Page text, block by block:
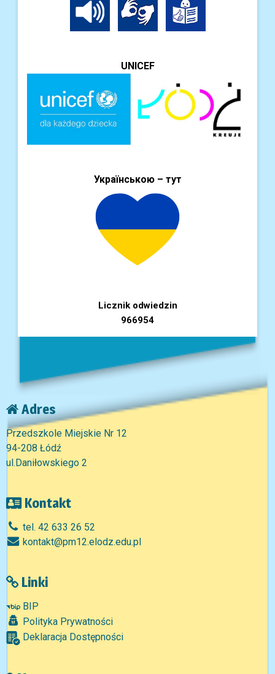
UNICEF
Українською – тут
Licznik odwiedzin
966954
Adres
Przedszkole Miejskie Nr 12
94-208 Łódź
ul.Daniłowskiego 2
Kontakt
tel. 42 633 26 52
kontakt@pm12.elodz.edu.pl
Linki
BIP
Polityka Prywatności
Deklaracja Dostępności